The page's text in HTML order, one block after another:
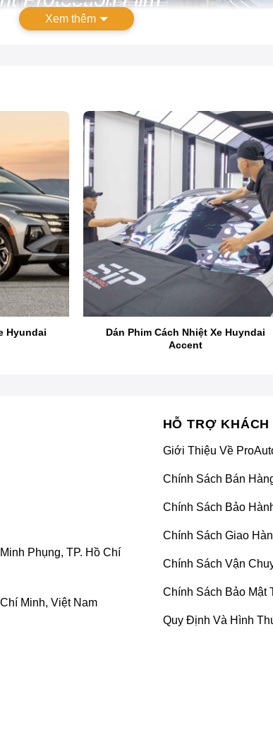
Honda CRV: Tại sao dán phim cách nhiệt ASWF?
cabin xe, phá tia cực tím có hại cho sức khỏe,
viết sau đây sẽ giúp cho bạn hiểu về lợi ích của
phim cách nhiệt xe Honda CRVuy tín tại
Xem thêm
Hyundai
Dán Phim Cách Nhiệt Xe Huyndai
Accent
Phụng, TP. Hồ Chí
Minh, Việt Nam
HỖ TRỢ KHÁCH
Giới Thiệu Về
Chính Sách Bán
Chính Sách Bảo
Chính Sách Giao
Chính Sách Vận
Chính Sách Bảo Mật
Quy Định Và Hình